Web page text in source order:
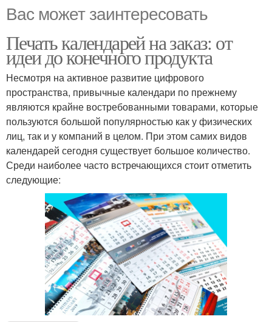
Вас может заинтересовать
Печать календарей на заказ: от
идеи до конечного продукта
Несмотря на активное развитие цифрового
пространства, привычные календари по прежнему
являются крайне востребованными товарами, которые
пользуются большой популярностью как у физических
лиц, так и у компаний в целом. При этом самих видов
календарей сегодня существует большое количество.
Среди наиболее часто встречающихся стоит отметить
следующие: